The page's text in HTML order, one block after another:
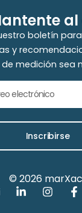
boletín
y
medición sea
Inscribirse
© 2026